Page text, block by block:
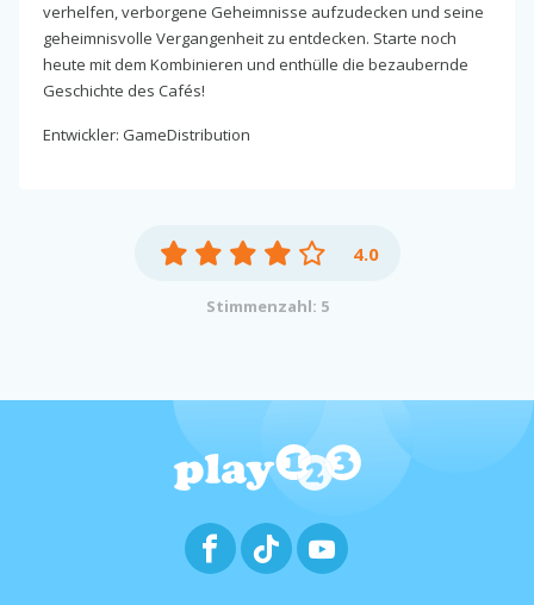
verhelfen, verborgene Geheimnisse aufzudecken und seine
geheimnisvolle Vergangenheit zu entdecken. Starte noch
heute mit dem Kombinieren und enthülle die bezaubernde
Geschichte des Cafés!
Entwickler: GameDistribution
4.0
Stimmenzahl: 5